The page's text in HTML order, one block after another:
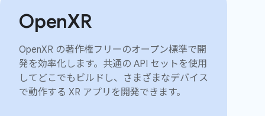
OpenXR
OpenXR の著作権フリーのオープン標準で開
発を効率化します。共通の API セットを使用
してどこでもビルドし、さまざまなデバイス
で動作する XR アプリを開発できます。